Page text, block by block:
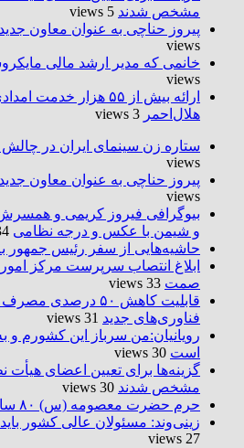
مشخص شدند 5 views
پیروز حناچی به عنوان معاون
views
خانمی که مدیر ارشد مالی
views
ارائه بیش از ۵۵ هزار
هلال‌احمر 3 views
ستاره زن سینمای ایران در
views
پیروز حناچی به عنوان معاون
views
بیوگرافی فیروز کریمی و
و شیمن با عکس و درجه نظامی
حاشیه‌هایی از سفر رئیس جمهور
ابلاغ انتصاب سرپرست مرکز
صمت 33 views
قابلیت کاهش ۵۰
فناوری‌های جدید 31 views
رویانیان:من سرباز این کشورم
است 30 views
گزینه‌ها برای تعیین اعضای هیأت
مشخص شدند 30 views
حرم حضرت‌ معصومه (س) ۸۰ سال پیش+تصویر
زینی‌وند: مسئولان عالی کشور
27 views